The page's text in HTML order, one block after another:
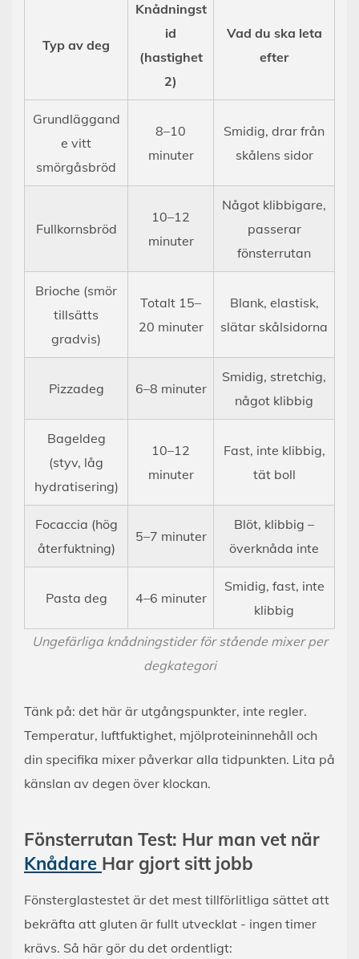
Ungefärliga knådningstider för stående mixer per
degkategori
Typ av deg
Knådningst
id
(hastighet
2)
Vad du ska leta
efter
Grundläggand
e vitt
smörgåsbröd
8–10
minuter
Smidig, drar från
skålens sidor
Fullkornsbröd
10–12
minuter
Något klibbigare,
passerar
fönsterrutan
Brioche (smör
tillsätts
gradvis)
Totalt 15–
20 minuter
Blank, elastisk,
slätar skålsidorna
Pizzadeg 6–8 minuter
Smidig, stretchig,
något klibbig
Bageldeg
(styv, låg
hydratisering)
10–12
minuter
Fast, inte klibbig,
tät boll
Focaccia (hög
återfuktning)
5–7 minuter
Blöt, klibbig –
överknåda inte
Pasta deg 4–6 minuter
Smidig, fast, inte
klibbig
Tänk på: det här är utgångspunkter, inte regler.
Temperatur, luftfuktighet, mjölproteininnehåll och
din specifika mixer påverkar alla tidpunkten. Lita på
känslan av degen över klockan.
Fönsterrutan Test: Hur man vet när
Knådare Har gjort sitt jobb
Fönsterglastestet är det mest tillförlitliga sättet att
bekräfta att gluten är fullt utvecklat - ingen timer
krävs. Så här gör du det ordentligt: